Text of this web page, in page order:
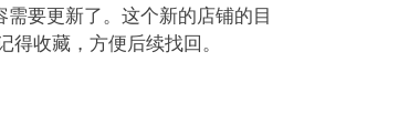
要更新了。这个新的店铺的目
收藏，方便后续找回。